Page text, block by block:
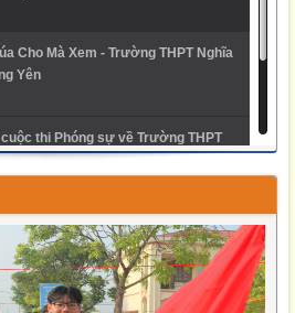
Cho Mà Xem - Trường THPT Nghĩa
Yên
thi Phóng sự về Trường THPT
trải nghiệm STEM 2025 - THPT Nghĩa